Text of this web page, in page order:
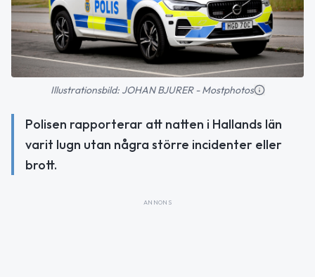
Illustrationsbild: JOHAN BJURER - Mostphotos
Polisen rapporterar att natten i Hallands län
varit lugn utan några större incidenter eller
brott.
ANNONS